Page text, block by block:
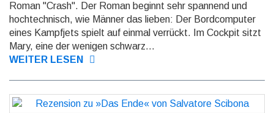
Roman "Crash". Der Roman beginnt sehr spannend und
hochtechnisch, wie Männer das lieben: Der Bordcomputer
eines Kampfjets spielt auf einmal verrückt. Im Cockpit sitzt
Mary, eine der wenigen schwarz...
WEITER LESEN